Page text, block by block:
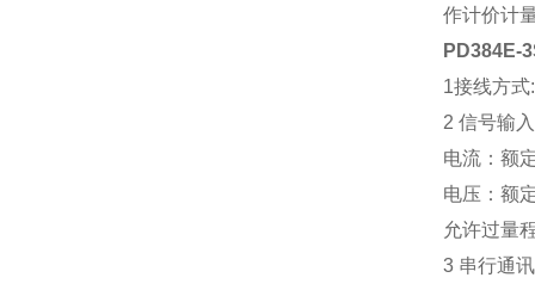
作计价计
PD384E-
1接线方
2 信号输入
电流：额
电压：额
允许过量
3 串行通